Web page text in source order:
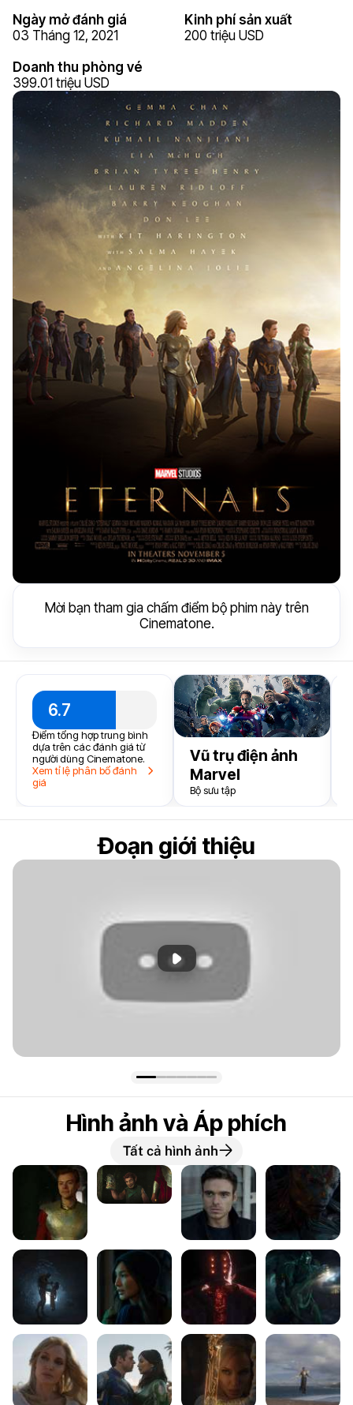
Ngày mở đánh giá
03 Tháng 12, 2021
Kinh phí sản xuất
200 triệu USD
Doanh thu phòng vé
399.01 triệu USD
Mời bạn tham gia chấm điểm bộ phim này trên
Cinematone.
6.7
Điểm tổng hợp trung bình
dựa trên các đánh giá từ
người dùng Cinematone.
Xem tỉ lệ phân bổ đánh
giá
Vũ trụ điện ảnh
Marvel
Bộ sưu tập
Đoạn giới thiệu
Phát đoạn giới thiệu
Hình ảnh và Áp phích
Tất cả hình ảnh